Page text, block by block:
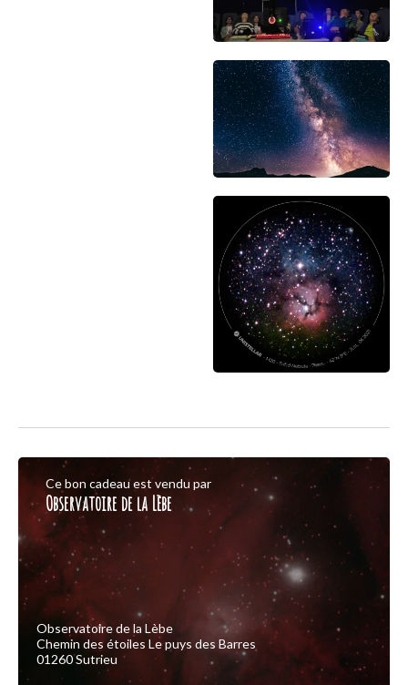
Ce bon cadeau est vendu par
Observatoire de la Lèbe
Observatoire de la Lèbe
Chemin des étoiles Le puys des Barres
01260 Sutrieu